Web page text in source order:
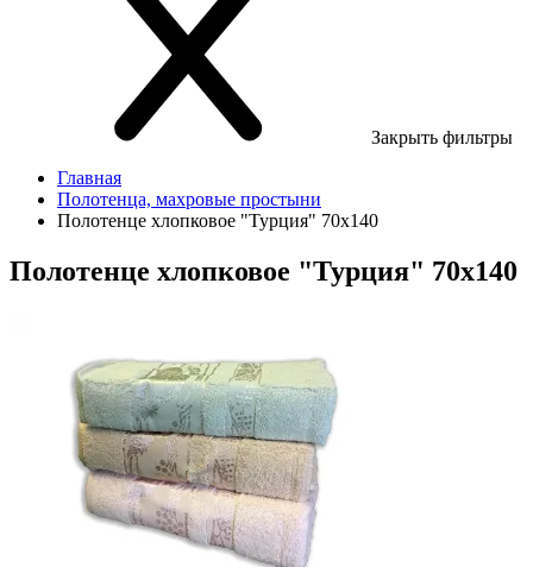
Закрыть фильтры
Главная
Полотенца, махровые простыни
Полотенце хлопковое "Турция" 70х140
Полотенце хлопковое "Турция" 70х140